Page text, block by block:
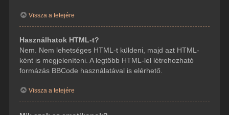
Vissza a tetejére
Használhatok HTML-t?
Nem. Nem lehetséges HTML-t küldeni, majd azt HTML-
ként is megjeleníteni. A legtöbb HTML-lel létrehozható
formázás BBCode használatával is elérhető.
Vissza a tetejére